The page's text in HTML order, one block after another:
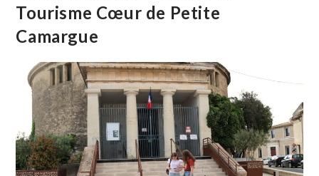
Tourisme Cœur de Petite
Camargue